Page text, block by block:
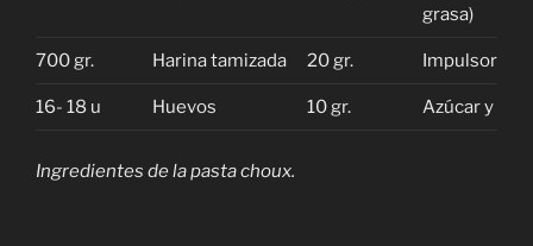
grasa)
700 gr. Harina tamizada 20 gr. Impulsor
16- 18 u Huevos 10 gr. Azúcar y Sal
Ingredientes de la pasta choux.